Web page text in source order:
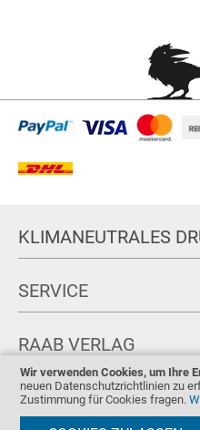
Wir verwenden Cookies, um Ihre
neuen Datenschutzrichtlinien zu
Zustimmung für Cookies fragen.
KLIMANEUTRALES
SERVICE
RAAB VERLAG
FOLGEN SIE UNS